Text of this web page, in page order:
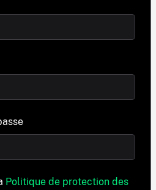
Politique de protection des